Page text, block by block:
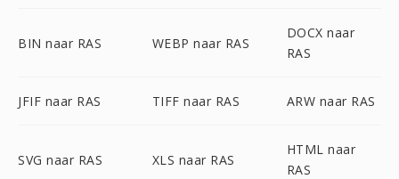
BIN naar RAS WEBP naar RAS
DOCX naar
RAS
JFIF naar RAS TIFF naar RAS ARW naar RAS
SVG naar RAS XLS naar RAS
HTML naar
RAS